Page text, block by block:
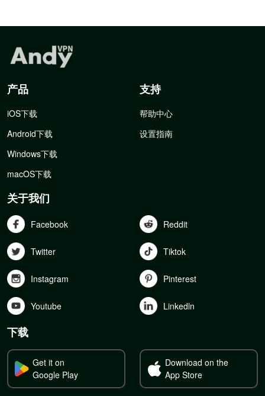
产品
iOS下载
Android下载
Windows下载
macOS下载
支持
帮助中心
设置指南
关于我们
Facebook Reddit
Twitter Tiktok
Instagram Pinterest
Youtube Linkedln
下载
Get it on
Google Play
Download on the
App Store